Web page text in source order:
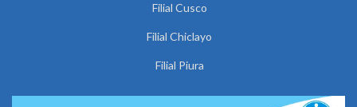
Filial Cusco
Filial Chiclayo
Filial Piura